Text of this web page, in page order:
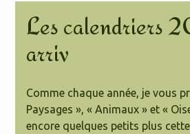
Les calendriers
arriv
Comme chaque année, je vous
Paysages », « Animaux » et «
encore quelques petits plus cette